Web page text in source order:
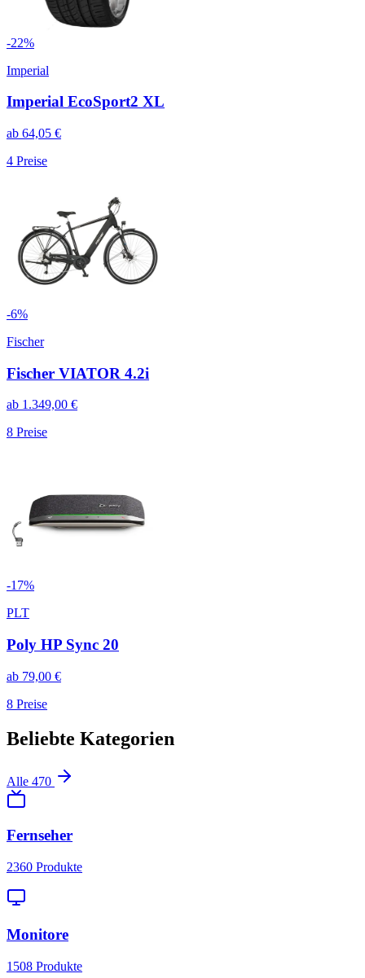
-22%
Imperial
Imperial EcoSport2 XL
ab 64,05 €
4 Preise
-6%
Fischer
Fischer VIATOR 4.2i
ab 1.349,00 €
8 Preise
-17%
PLT
Poly HP Sync 20
ab 79,00 €
8 Preise
Beliebte Kategorien
Alle 470
Fernseher
2360 Produkte
Monitore
1508 Produkte